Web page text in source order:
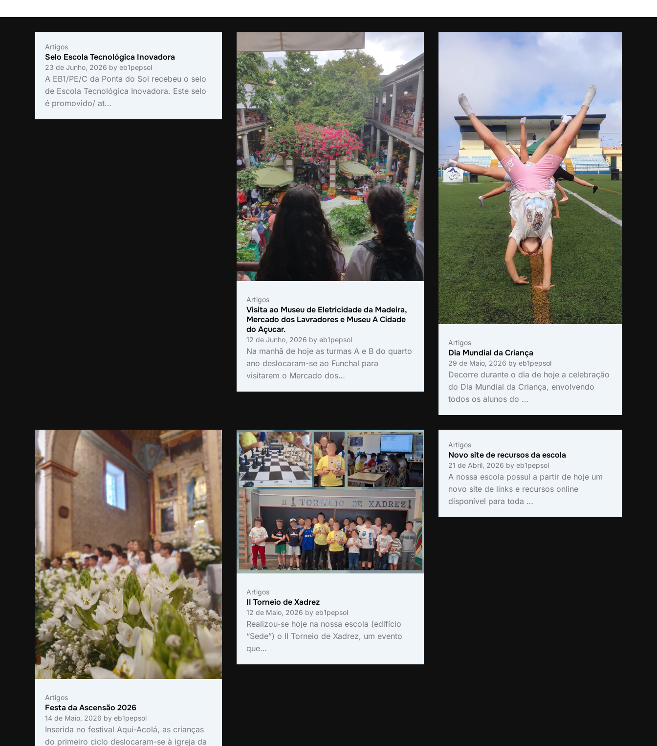
Artigos
Selo Escola Tecnológica Inovadora
23 de Junho, 2026 by eb1pepsol
A EB1/PE/C da Ponta do Sol recebeu o selo
de Escola Tecnológica Inovadora. Este selo
é promovido/ at…
Artigos
Visita ao Museu de Eletricidade da Madeira,
Mercado dos Lavradores e Museu A Cidade
do Açucar.
12 de Junho, 2026 byeb1pepsol
Na manhã de hoje as turmas A e B do quarto
ano deslocaram-se ao Funchal para
visitarem o Mercado dos…
Artigos
Dia Mundial da Criança
29 de Maio, 2026 by eb1pepsol
Decorre durante o dia de hoje a celebração
do Dia Mundial da Criança, envolvendo
todos os alunos do …
Artigos
Festa da Ascensão 2026
14 de Maio, 2026 by eb1pepsol
Inserida no festival Aqui-Acolá, as crianças
do primeiro ciclo deslocaram-se à igreja da
Artigos
II Torneio de Xadrez
12 de Maio, 2026 byeb1pepsol
Realizou-se hoje na nossa escola (edifício
“Sede”) o II Torneio de Xadrez, um evento
que…
Artigos
Novo site de recursos da escola
21 de Abril, 2026 by eb1pepsol
A nossa escola possuí a partir de hoje um
novo site de links e recursos online
disponível para toda …